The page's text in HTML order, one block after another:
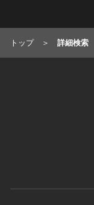
トップ 詳細検索